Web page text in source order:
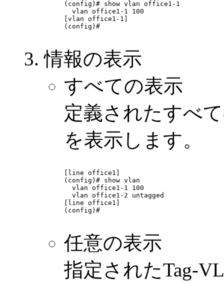
(config)# show vlan office1-1
  vlan office1-1 100
[vlan office1-1]
(config)#
情報の表示
すべての表示
定義されたすべ
を表示します。
[line office1]
(config)# show vlan
  vlan office1-1 100
  vlan office1-2 untagged
[line office1]
(config)#
任意の表示
指定されたTag-